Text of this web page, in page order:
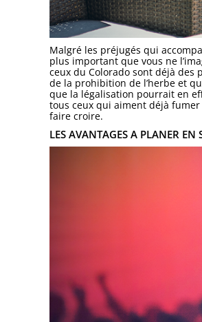
Malgré les préjugés qui
plus important que vous ne
ceux du Colorado sont déjà des
de la prohibition de l’herbe et
que la légalisation pourrait en
tous ceux qui aiment déjà
faire croire.
LES AVANTAGES A PLANER EN